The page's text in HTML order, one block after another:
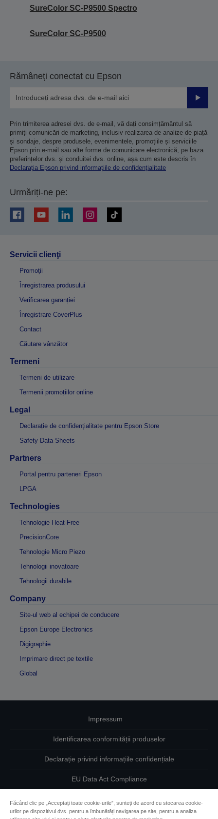
SureColor SC-P9500 Spectro
SureColor SC-P9500
Rămâneți conectat cu Epson
Prin trimiterea adresei dvs. de e-mail, vă dați consimțământul să
primiți comunicări de marketing, inclusiv realizarea de analize de piață
și sondaje, despre produsele, evenimentele, promoțiile și serviciile
Epson prin e-mail sau alte forme de comunicare electronică, pe baza
preferințelor dvs. și conduitei dvs. online, așa cum este descris în
Declarația Epson privind informațiile de confidențialitate
Urmăriți-ne pe:
Servicii clienţi
Promoţii
Înregistrarea produsului
Verificarea garanției
Înregistrare CoverPlus
Contact
Căutare vânzător
Termeni
Termeni de utilizare
Termenii promoțiilor online
Legal
Declarație de confidențialitate pentru Epson Store
Safety Data Sheets
Partners
Portal pentru parteneri Epson
LPGA
Technologies
Tehnologie Heat-Free
PrecisionCore
Tehnologie Micro Piezo
Tehnologii inovatoare
Tehnologii durabile
Company
Site-ul web al echipei de conducere
Epson Europe Electronics
Digigraphie
Imprimare direct pe textile
Global
Impressum
Identificarea conformității produselor
Declarație privind informațiile confidențiale
EU Data Act Compliance
Făcând clic pe „Acceptați toate cookie-urile”, sunteți de acord cu stocarea cookie-
urilor pe dispozitivul dvs. pentru a îmbunătăți navigarea pe site, pentru a analiza